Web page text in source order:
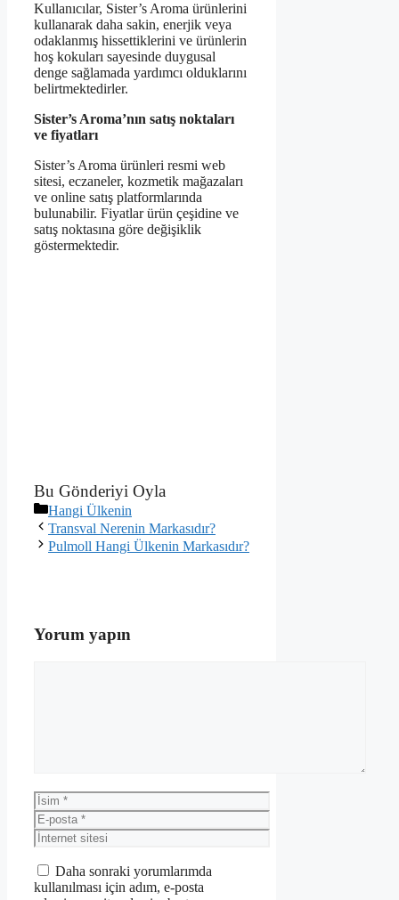
Kullanıcılar, Sister’s Aroma ürünlerini
kullanarak daha sakin, enerjik veya
odaklanmış hissettiklerini ve ürünlerin
hoş kokuları sayesinde duygusal
denge sağlamada yardımcı olduklarını
belirtmektedirler.
Sister’s Aroma’nın satış noktaları
ve fiyatları
Sister’s Aroma ürünleri resmi web
sitesi, eczaneler, kozmetik mağazaları
ve online satış platformlarında
bulunabilir. Fiyatlar ürün çeşidine ve
satış noktasına göre değişiklik
göstermektedir.
Bu Gönderiyi Oyla
Kategoriler
Hangi Ülkenin
Transval Nerenin Markasıdır?
Pulmoll Hangi Ülkenin Markasıdır?
Yorum yapın
İsim
E-
posta
İnternet
sitesi
Daha sonraki yorumlarımda
kullanılması için adım, e-posta